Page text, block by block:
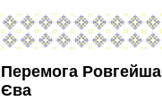
Перемога Ровгейша
Єва